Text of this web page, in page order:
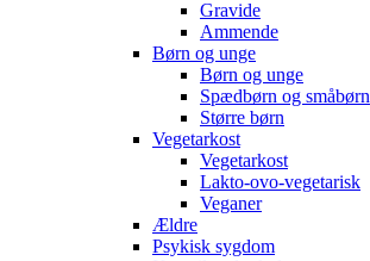
Gravide
Ammende
Børn og unge
Børn og unge
Spædbørn og småbørn
Større børn
Vegetarkost
Vegetarkost
Lakto-ovo-vegetarisk
Veganer
Ældre
Psykisk sygdom